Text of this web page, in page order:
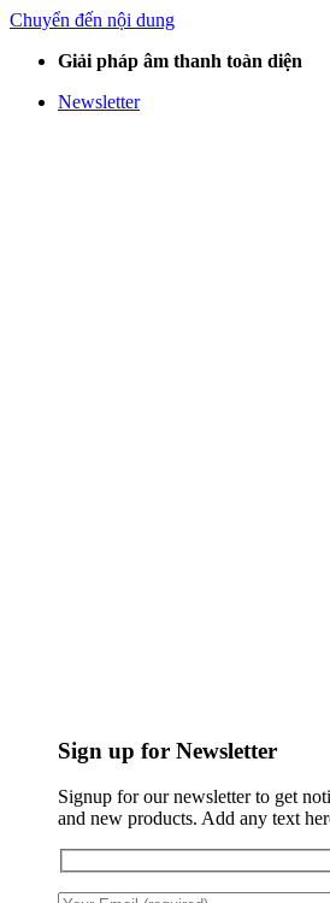
Chuyển đến nội dung
Giải pháp âm thanh toàn diện
Newsletter
Sign up for Newsletter
Signup for our newsletter to get
and new products. Add any text